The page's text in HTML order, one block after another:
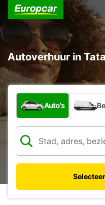
Autoverhuur in
Welk type voertuig?
Auto's